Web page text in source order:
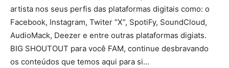
artista nos seus perfis das plataformas digitais como: o
Facebook, Instagram, Twiter “X”, SpotiFy, SoundCloud,
AudioMack, Deezer e entre outras plataformas digiats.
BIG SHOUTOUT para você FAM, continue desbravando
os conteúdos que temos aqui para si…